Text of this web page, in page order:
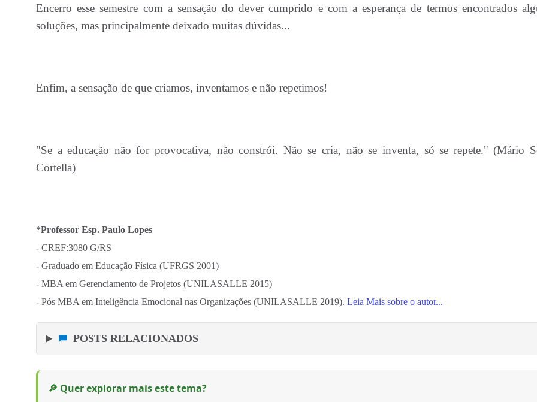
Encerro esse semestre com a sensação do dever cumprido e com a esperança de termos encontrados
soluções, mas principalmente deixado muitas dúvidas...
Enfim, a sensação de que criamos, inventamos e não repetimos!
"Se a educação não for provocativa, não constrói. Não se cria, não se inventa, só se repete." (Mário
Cortella)
*Professor Esp. Paulo Lopes
- CREF:3080 G/RS
- Graduado em Educação Física (UFRGS 2001)
- MBA em Gerenciamento de Projetos (UNILASALLE 2015)
- Pós MBA em Inteligência Emocional nas Organizações (UNILASALLE 2019). Leia Mais sobre o autor...
POSTS RELACIONADOS
🔎 Quer explorar mais este tema?